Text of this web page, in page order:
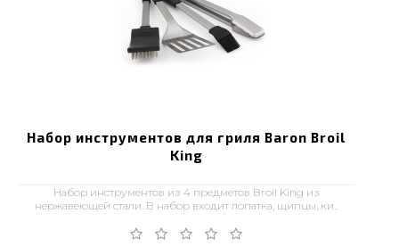
Набор инструментов для гриля Baron Broil
King
Набор инструментов из 4 предметов Broil King из
нержавеющей стали. В набор входит лопатка, щипцы, ки..